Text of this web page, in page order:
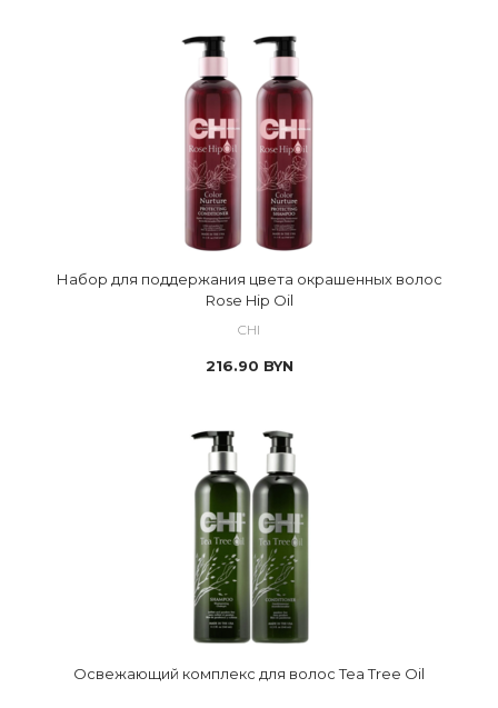
Набор для поддержания цвета окрашенных волос
Rose Hip Oil
CHI
216.90 BYN
Освежающий комплекс для волос Tea Tree Oil